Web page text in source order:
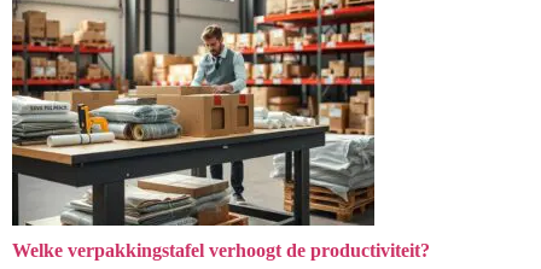
Welke verpakkingstafel verhoogt de productiviteit?